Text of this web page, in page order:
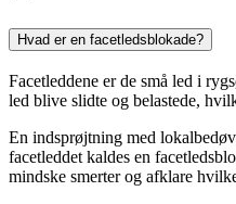
Hvad er en facetledsblokade?
Facetleddene er de små led i
led blive slidte og belastede,
En indsprøjtning med
facetleddet kaldes en
mindske smerter og afklare